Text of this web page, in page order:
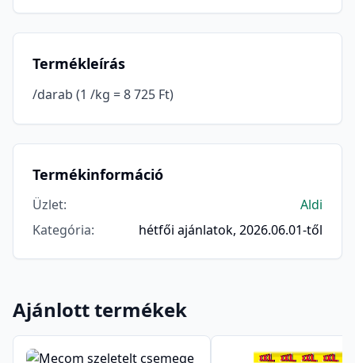
Termékleírás
/darab (1 /kg = 8 725 Ft)
Termékinformáció
Üzlet:
Aldi
Kategória: hétfői ajánlatok, 2026.06.01-től
Ajánlott termékek